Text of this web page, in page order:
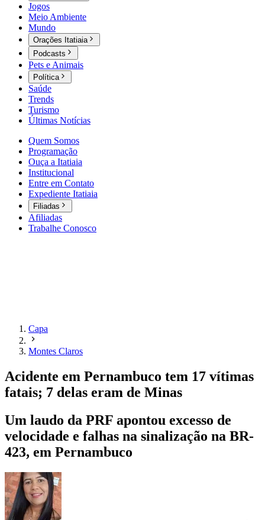
Jogos
Meio Ambiente
Mundo
Orações Itatiaia
Podcasts
Pets e Animais
Política
Saúde
Trends
Turismo
Últimas Notícias
Quem Somos
Programação
Ouça a Itatiaia
Institucional
Entre em Contato
Expediente Itatiaia
Filiadas
Afiliadas
Trabalhe Conosco
Capa
Montes Claros
Acidente em Pernambuco tem 17 vítimas
fatais; 7 delas eram de Minas
Um laudo da PRF apontou excesso de
velocidade e falhas na sinalização na BR-
423, em Pernambuco